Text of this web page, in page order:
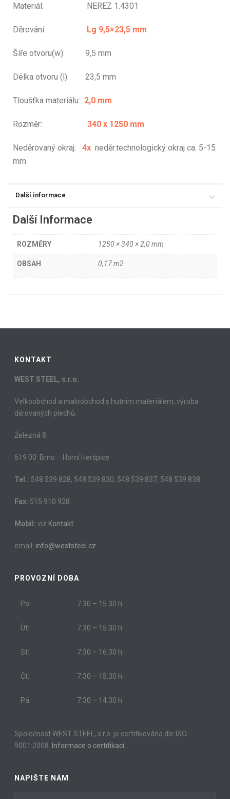
Materiál: NEREZ 1.4301
Děrování: Lg 9,5×23,5 mm
Šíře otvoru(w): 9,5 mm
Délka otvoru (l): 23,5 mm
Tloušťka materiálu: 2,0 mm
Rozměr: 340 x 1250 mm
Neděrovaný okraj: 4x neděr.technologický okraj ca. 5-15
mm
Další informace
Další Informace
ROZMĚRY 1250 × 340 × 2,0 mm
OBSAH 0,17 m2
KONTAKT
WEST STEEL, s.r.o.
Velkoobchod a maloobchod s hutním materiálem, výroba
děrovaných plechů.
Železná 8
619 00 Brno – Horní Heršpice
Tel.: 548 539 828, 548 539 830, 548 539 837, 548 539 838
Fax: 515 910 928
Mobil: viz Kontakt
email: info@weststeel.cz
PROVOZNÍ DOBA
Po: 7.30 – 15.30 h
Út: 7.30 – 15.30 h
St: 7.30 – 16.30 h
Čt: 7.30 – 15.30 h
Pá: 7.30 – 14.30 h
Společnost WEST STEEL, s.r.o. je certifikována dle ISO
9001:2008. Informace o certifikaci…
NAPIŠTE NÁM